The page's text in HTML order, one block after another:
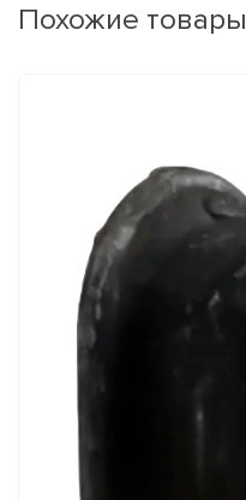
Похожие товары